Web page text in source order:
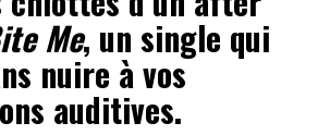
Me, un single qui
nuire à vos
auditives.